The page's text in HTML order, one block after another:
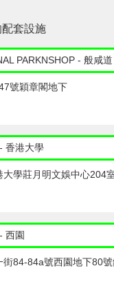
套設施
PARKNSHOP - 般咸道
號穎章閣地下
香港大學
大學莊月明文娛中心204
西園
街84-84a號西園地下80